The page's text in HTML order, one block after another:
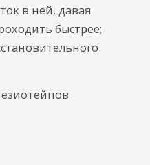
в ней, давая
быстрее;